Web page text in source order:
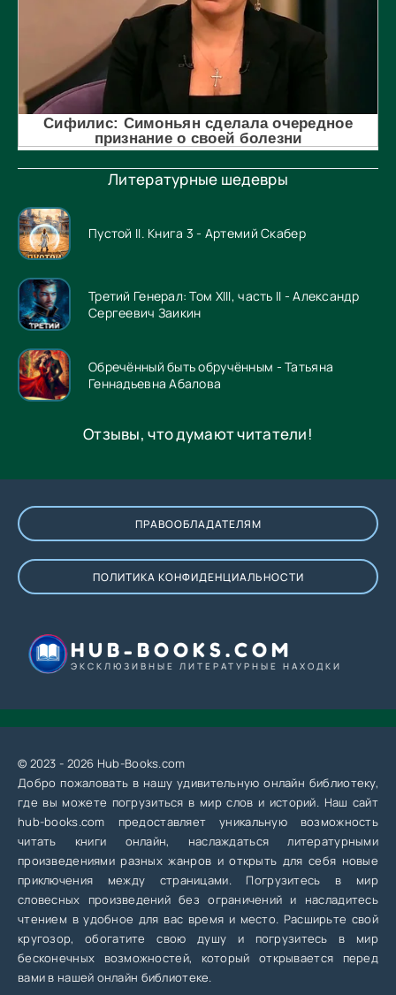
Литературные шедевры
Пустой II. Книга 3 - Артемий Скабер
Третий Генерал: Том XIII, часть II - Александр
Сергеевич Заикин
Обречённый быть обручённым - Татьяна
Геннадьевна Абалова
Отзывы, что думают читатели!
ПРАВООБЛАДАТЕЛЯМ
ПОЛИТИКА КОНФИДЕНЦИАЛЬНОСТИ
HUB-BOOKS.COM
ЭКСКЛЮЗИВНЫЕ ЛИТЕРАТУРНЫЕ НАХОДКИ
© 2023 - 2026 Hub-Books.com
Добро пожаловать в нашу удивительную онлайн библиотеку,
где вы можете погрузиться в мир слов и историй. Наш сайт
hub-books.com предоставляет уникальную возможность
читать книги онлайн, наслаждаться литературными
произведениями разных жанров и открыть для себя новые
приключения между страницами. Погрузитесь в мир
словесных произведений без ограничений и насладитесь
чтением в удобное для вас время и место. Расширьте свой
кругозор, обогатите свою душу и погрузитесь в мир
бесконечных возможностей, который открывается перед
вами в нашей онлайн библиотеке.